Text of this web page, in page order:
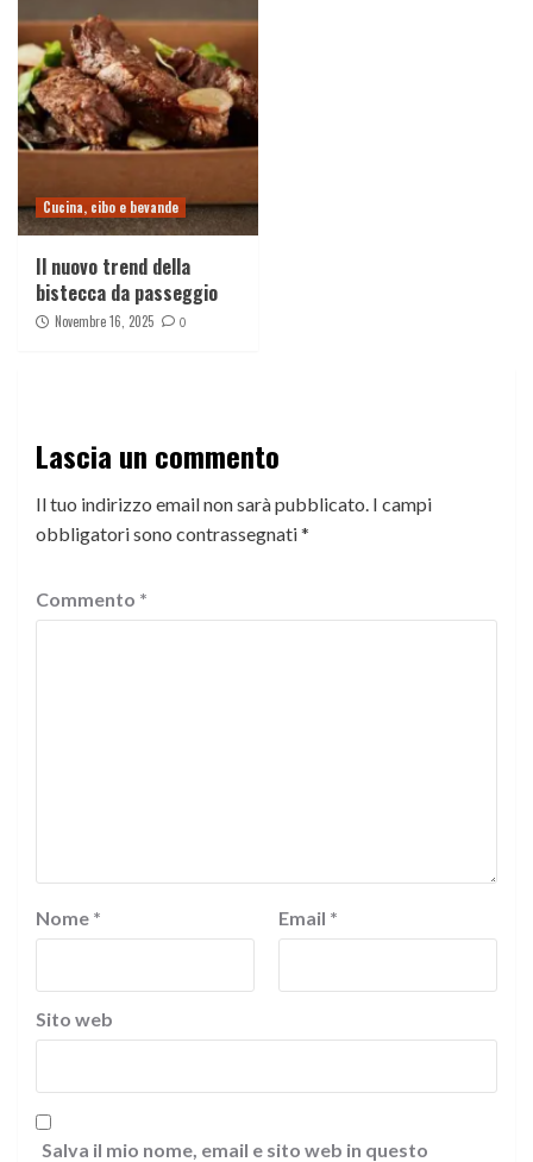
Cucina, cibo e bevande
Il nuovo trend della
bistecca da passeggio
Novembre 16, 2025 0
Lascia un commento
Il tuo indirizzo email non sarà pubblicato. I campi
obbligatori sono contrassegnati*
Commento *
Nome * Email *
Sito web
Salva il mio nome, email e sito web in questo